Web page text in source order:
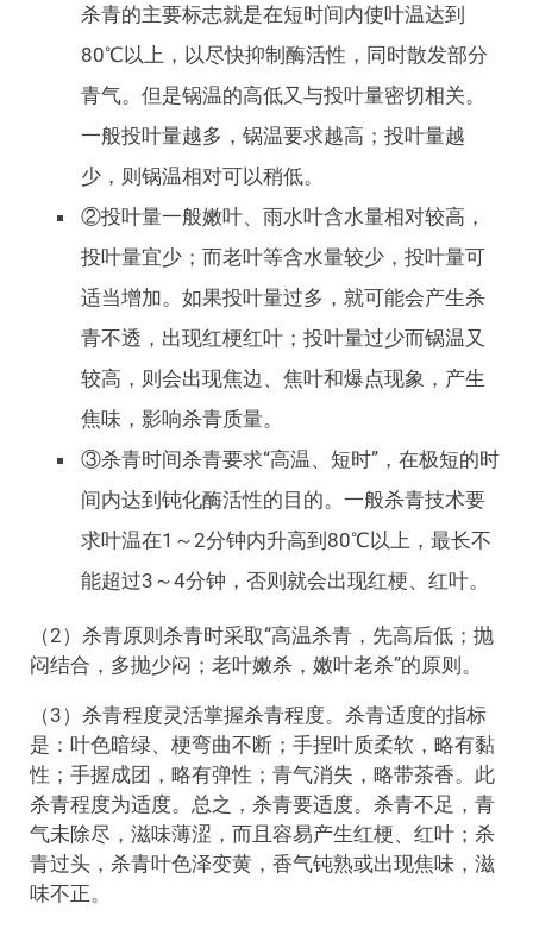
杀青的主要标志就是在短时间内使叶温达到
80℃以上，以尽快抑制酶活性，同时散发部分
青气。但是锅温的高低又与投叶量密切相关。
一般投叶量越多，锅温要求越高；投叶量越
少，则锅温相对可以稍低。
②投叶量一般嫩叶、雨水叶含水量相对较高，
投叶量宜少；而老叶等含水量较少，投叶量可
适当增加。如果投叶量过多，就可能会产生杀
青不透，出现红梗红叶；投叶量过少而锅温又
较高，则会出现焦边、焦叶和爆点现象，产生
焦味，影响杀青质量。
③杀青时间杀青要求“高温、短时”，在极短的时
间内达到钝化酶活性的目的。一般杀青技术要
求叶温在1～2分钟内升高到80℃以上，最长不
能超过3～4分钟，否则就会出现红梗、红叶。
（2）杀青原则杀青时采取“高温杀青，先高后低；抛
闷结合，多抛少闷；老叶嫩杀，嫩叶老杀”的原则。
（3）杀青程度灵活掌握杀青程度。杀青适度的指标
是：叶色暗绿、梗弯曲不断；手捏叶质柔软，略有黏
性；手握成团，略有弹性；青气消失，略带茶香。此
杀青程度为适度。总之，杀青要适度。杀青不足，青
气未除尽，滋味薄涩，而且容易产生红梗、红叶；杀
青过头，杀青叶色泽变黄，香气钝熟或出现焦味，滋
味不正。